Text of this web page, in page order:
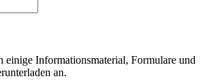
einige Informationsmaterial, Formulare und
an.